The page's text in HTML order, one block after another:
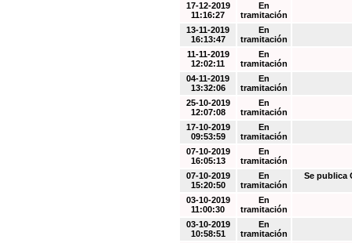
17-12-2019
11:16:27
En
tramitación
13-11-2019
16:13:47
En
tramitación
11-11-2019
12:02:11
En
tramitación
04-11-2019
13:32:06
En
tramitación
25-10-2019
12:07:08
En
tramitación
17-10-2019
09:53:59
En
tramitación
07-10-2019
16:05:13
En
tramitación
07-10-2019
15:20:50
En
tramitación
Se publica
03-10-2019
11:00:30
En
tramitación
03-10-2019
10:58:51
En
tramitación